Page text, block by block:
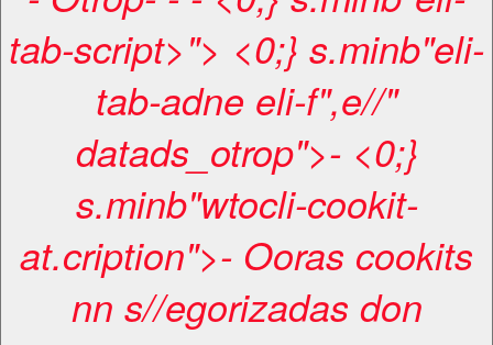
tab-script>"> <0;} s.minb"eli-
tab-adne eli-f",e//"
datads_otrop">- <0;}
s.minb"wtocli-cookit-
at.cription">- Ooras cookits
nn s//egorizadas don